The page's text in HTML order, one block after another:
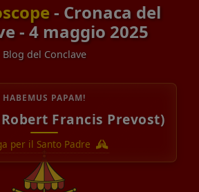
- Cronaca del
- 4 maggio 2025
Blog del Conclave
HABEMUS PAPAM!
Francis Prevost)
per il Santo Padre